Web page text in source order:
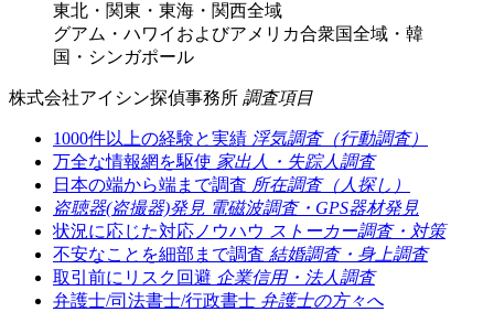
東北・関東・東海・関西全域
グアム・ハワイおよびアメリカ合衆国全域・韓
国・シンガポール
株式会社アイシン探偵事務所 調査項目
1000件以上の経験と実績 浮気調査（行動調査）
万全な情報網を駆使 家出人・失踪人調査
日本の端から端まで調査 所在調査（人探し）
盗聴器(盗撮器)発見 電磁波調査・GPS器材発見
状況に応じた対応ノウハウ ストーカー調査・対策
不安なことを細部まで調査 結婚調査・身上調査
取引前にリスク回避 企業信用・法人調査
弁護士/司法書士/行政書士 弁護士の方々へ